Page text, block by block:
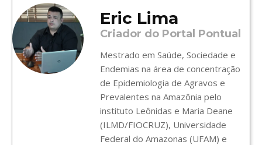
Eric Lima
Criador do Portal Pontual
Mestrado em Saúde, Sociedade e
Endemias na área de concentração
de Epidemiologia de Agravos e
Prevalentes na Amazônia pelo
instituto Leônidas e Maria Deane
(ILMD/FIOCRUZ), Universidade
Federal do Amazonas (UFAM) e